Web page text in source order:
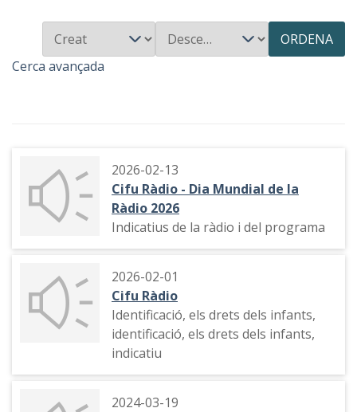
ORDENA
Cerca avançada
2026-02-13
Cifu Ràdio - Dia Mundial de la
Ràdio 2026
Indicatius de la ràdio i del programa
2026-02-01
Cifu Ràdio
Identificació, els drets dels infants,
identificació, els drets dels infants,
indicatiu
2024-03-19